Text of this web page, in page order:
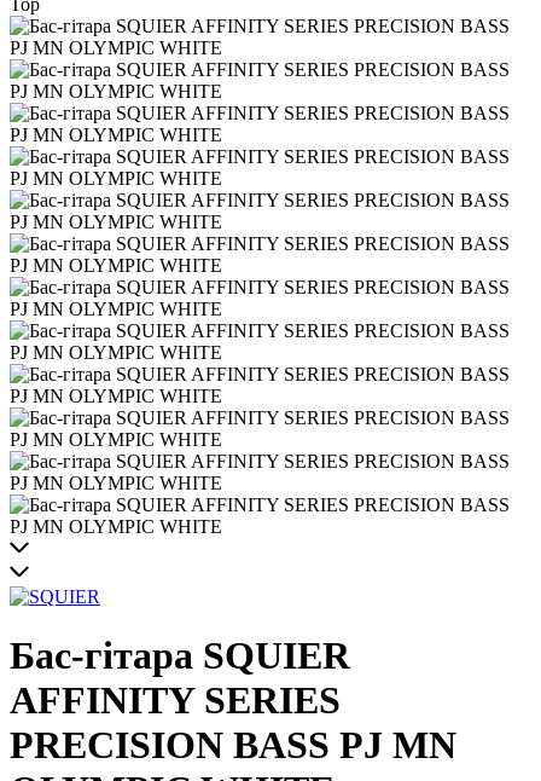
Top
Бас-гітара SQUIER
AFFINITY SERIES
PRECISION BASS PJ MN